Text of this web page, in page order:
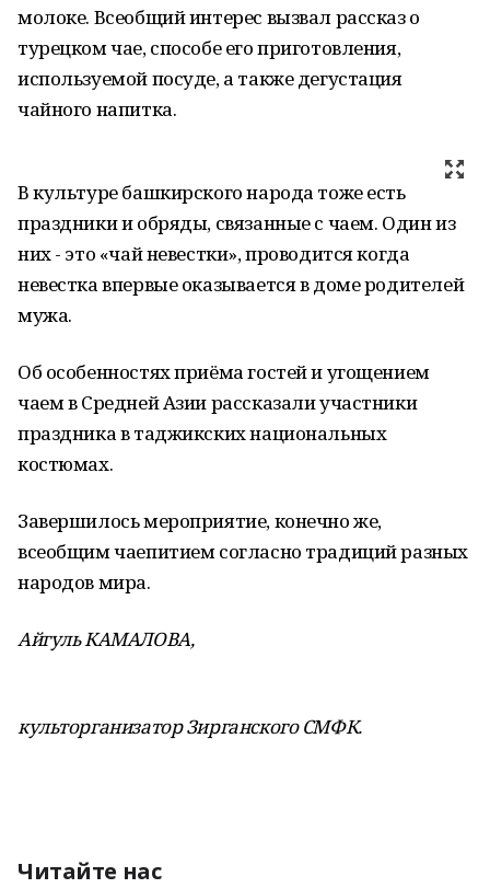
молоке. Всеобщий интерес вызвал рассказ о
турецком чае, способе его приготовления,
используемой посуде, а также дегустация
чайного напитка.
В культуре башкирского народа тоже есть
праздники и обряды, связанные с чаем. Один из
них - это «чай невестки», проводится когда
невестка впервые оказывается в доме родителей
мужа.
Об особенностях приёма гостей и угощением
чаем в Средней Азии рассказали участники
праздника в таджикских национальных
костюмах.
Завершилось мероприятие, конечно же,
всеобщим чаепитием согласно традиций разных
народов мира.
Айгуль КАМАЛОВА,
культорганизатор Зирганского СМФК.
Читайте нас